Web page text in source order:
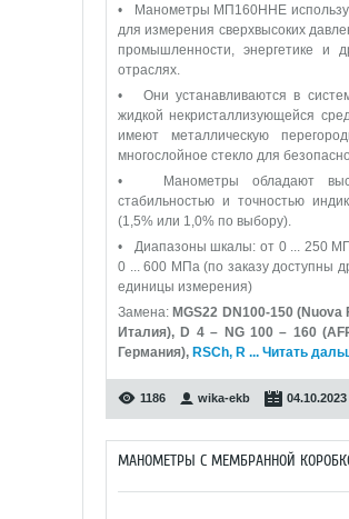
• Манометры МП160ННЕ
для измерения сверхвысоких
промышленности, энергетике и
отраслях.
• Они устанавливаются в
жидкой некристаллизующейся
имеют металлическую
многослойное стекло для
• Манометры обладают
стабильностью и точностью
(1,5% или 1,0% по выбору).
• Диапазоны шкалы: от 0 ... 250
0 ... 600 МПа (по заказу доступны
единицы измерения)
Замена: MGS22 DN100-150 (Nuova
Италия), D 4 – NG 100 – 160
Германия), RSCh, R ... Читать
1186 wika-ekb 04.10.2023
МАНОМЕТРЫ С МЕМБРАННОЙ